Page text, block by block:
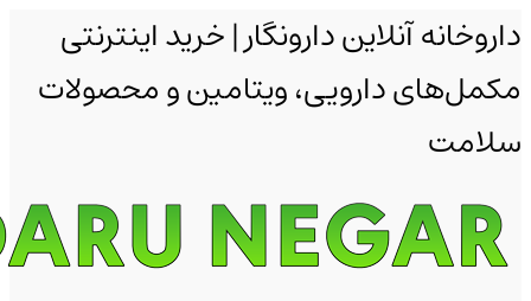
داروخانه آنلاین دارونگار | خرید اینترنتی
مکمل‌های دارویی، ویتامین و محصولات
سلامت